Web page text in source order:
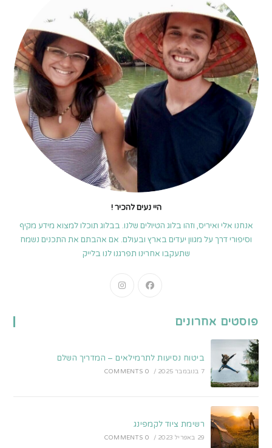
היי נעים להכיר !
אנחנו אלי ואיריס, וזהו בלוג הטיולים שלנו. בבלוג תוכלו למצוא מידע מקיף
וסיפורי דרך על מגוון יעדים בארץ ובעולם. אם אהבתם את התכנים נשמח
שתעקבו אחרינו תפרגנו לנו בלייק
Opens
פוסטים אחרונים
ביטוח נסיעות לתרמילאים – המדריך השלם
7 בנובמבר 2025 /
0 COMMENTS
רשימת ציוד לקמפינג
29 באפריל 2023 /
0 COMMENTS